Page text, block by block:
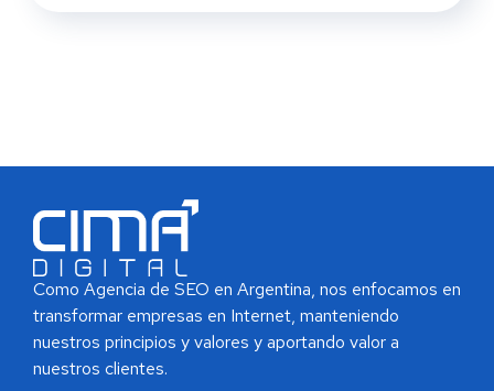
Como Agencia de SEO en Argentina, nos enfocamos en
transformar empresas en Internet, manteniendo
nuestros principios y valores y aportando valor a
nuestros clientes.